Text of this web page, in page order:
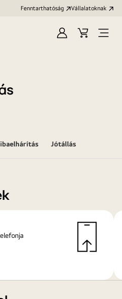
Fenntarthatóság Vállalatoknak
Bejelentkezés
KosárMenü
Jótállás